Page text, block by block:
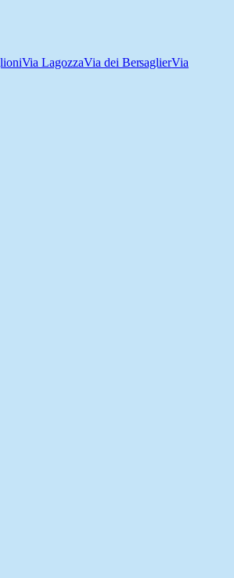
Via LagozzaVia dei BersaglierVia